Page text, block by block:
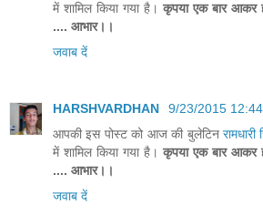
में शामिल किया गया है। कृपया एक बार आकर
.... आभार।।
जवाब दें
HARSHVARDHAN
9/23/2015
आपकी इस पोस्ट को आज की बुलेटिन
में शामिल किया गया है। कृपया एक बार आकर
.... आभार।।
जवाब दें